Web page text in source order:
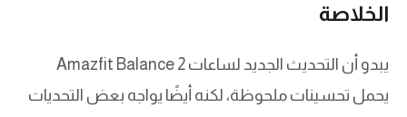
الخلاصة
يبدو أن التحديث الجديد لساعات Amazfit Balance 2
يحمل تحسينات ملحوظة، لكنه أيضًا يواجه بعض التحديات